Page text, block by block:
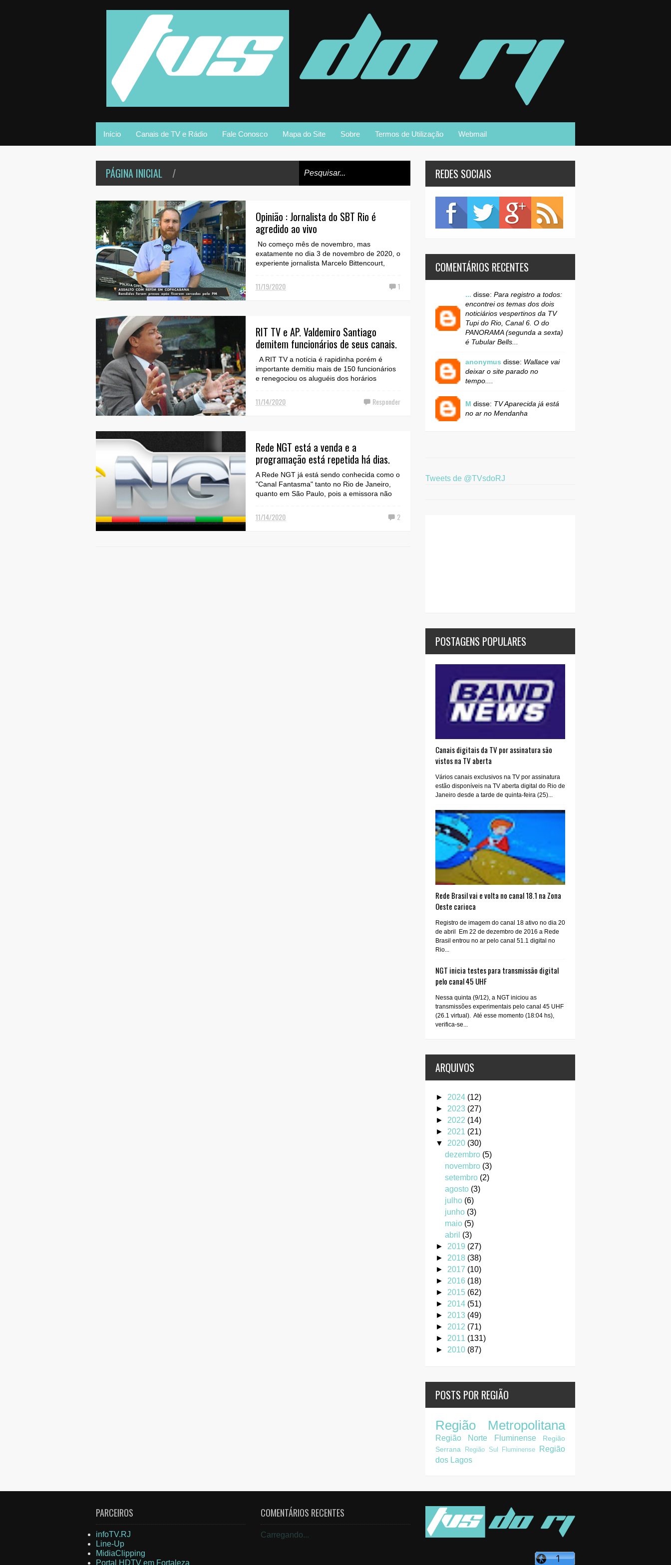
Início Canais de TV e Rádio Fale Conosco Mapa do Site Sobre Termos de Utilização Webmail
PÁGINA INICIAL /
Opinião : Jornalista do SBT Rio é
agredido ao vivo
No começo mês de novembro, mas
exatamente no dia 3 de novembro de 2020, o
experiente jornalista Marcelo Bittencourt,
11/19/2020 1
RIT TV e AP. Valdemiro Santiago
demitem funcionários de seus canais.
A RIT TV a notícia é rapidinha porém é
importante demitiu mais de 150 funcionários
e renegociou os aluguéis dos horários
11/14/2020 Responder
Rede NGT está a venda e a
programação está repetida há dias.
A Rede NGT já está sendo conhecida como o
"Canal Fantasma" tanto no Rio de Janeiro,
quanto em São Paulo, pois a emissora não
11/14/2020 2
REDES SOCIAIS
COMENTÁRIOS RECENTES
... disse: Para registro a todos:
encontrei os temas dos dois
noticiários vespertinos da TV
Tupi do Rio, Canal 6. O do
PANORAMA (segunda a sexta)
é Tubular Bells...
anonymus disse: Wallace vai
deixar o site parado no
tempo....
M disse: TV Aparecida já está
no ar no Mendanha
Tweets de @TVsdoRJ
POSTAGENS POPULARES
Canais digitais da TV por assinatura são
vistos na TV aberta
Vários canais exclusivos na TV por assinatura
estão disponíveis na TV aberta digital do Rio de
Janeiro desde a tarde de quinta-feira (25)...
Rede Brasil vai e volta no canal 18.1 na Zona
Oeste carioca
Registro de imagem do canal 18 ativo no dia 20
de abril Em 22 de dezembro de 2016 a Rede
Brasil entrou no ar pelo canal 51.1 digital no
Rio...
NGT inicia testes para transmissão digital
pelo canal 45 UHF
Nessa quinta (9/12), a NGT iniciou as
transmissões experimentais pelo canal 45 UHF
(26.1 virtual). Até esse momento (18:04 hs),
verifica-se...
ARQUIVOS
► 2024 (12)
► 2023 (27)
► 2022 (14)
► 2021 (21)
▼ 2020 (30)
dezembro (5)
novembro (3)
setembro (2)
agosto (3)
julho (6)
junho (3)
maio (5)
abril (3)
► 2019 (27)
► 2018 (38)
► 2017 (10)
► 2016 (18)
► 2015 (62)
► 2014 (51)
► 2013 (49)
► 2012 (71)
► 2011 (131)
► 2010 (87)
POSTS POR REGIÃO
Região Metropolitana
Região Norte Fluminense
Região
Serrana
Região Sul Fluminense
Região
dos Lagos
PARCEIROS
infoTV.RJ
Line-Up
MidiaClipping
Portal HDTV em Fortaleza
COMENTÁRIOS RECENTES
Carregando...